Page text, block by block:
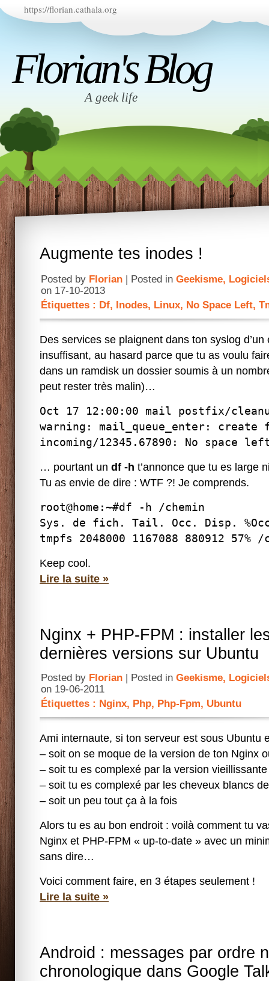
https://florian.cathala.org
Florian's Blog
A geek life
Augmente tes inodes !
Posted by Florian | Posted in Geekisme,
on 17-10-2013
Étiquettes : Df, Inodes, Linux, No Space Left,
Des services se plaignent dans ton syslog d’un
insuffisant, au hasard parce que tu as voulu
dans un ramdisk un dossier soumis à un
peut rester très malin)…
Oct 17 12:00:00 mail postfix/
warning: mail_queue_enter:
incoming/12345.67890: No space
… pourtant un df -h t’annonce que tu es large
Tu as envie de dire : WTF ?! Je comprends.
root@home:~#df -h /chemin
Sys. de fich. Tail. Occ. Disp.
tmpfs 2048000 1167088 880912 57% /
Keep cool.
Lire la suite »
Nginx + PHP-FPM : installer
dernières versions sur Ubuntu
Posted by Florian | Posted in Geekisme,
on 19-06-2011
Étiquettes : Nginx, Php, Php-Fpm, Ubuntu
Ami internaute, si ton serveur est sous Ubuntu
– soit on se moque de la version de ton Nginx
– soit tu es complexé par la version
– soit tu es complexé par les cheveux blancs
– soit un peu tout ça à la fois
Alors tu es au bon endroit : voilà comment tu
Nginx et PHP-FPM « up-to-date » avec un
sans dire…
Voici comment faire, en 3 étapes seulement !
Lire la suite »
Android : messages par ordre
chronologique dans Google